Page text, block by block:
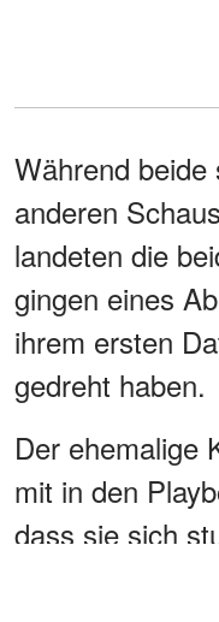
Während
anderen
landeten die
gingen eines
ihrem ersten
gedreht haben.
Der ehemalige
mit in den
dass sie sich